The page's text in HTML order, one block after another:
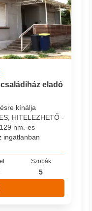
eladó
kínálja
HITELEZHETŐ -
nm.-es
ingatlanban
Szobák
5